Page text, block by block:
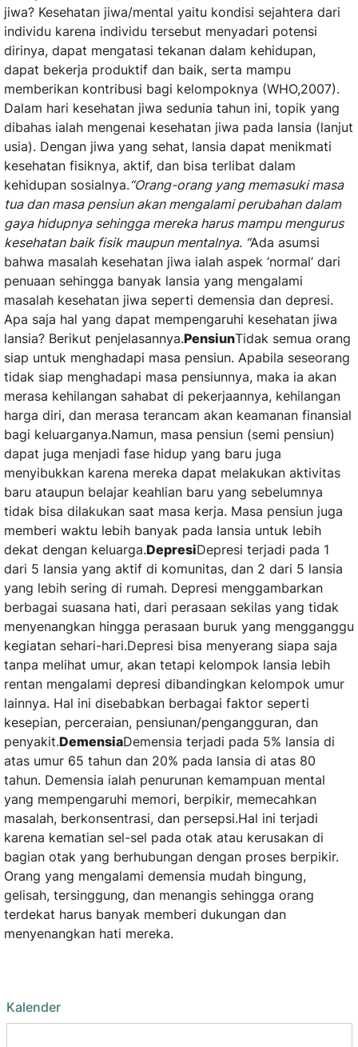
jiwa? Kesehatan jiwa/mental yaitu kondisi sejahtera dari
individu karena individu tersebut menyadari potensi
dirinya, dapat mengatasi tekanan dalam kehidupan,
dapat bekerja produktif dan baik, serta mampu
memberikan kontribusi bagi kelompoknya (WHO,2007).
Dalam hari kesehatan jiwa sedunia tahun ini, topik yang
dibahas ialah mengenai kesehatan jiwa pada lansia (lanjut
usia). Dengan jiwa yang sehat, lansia dapat menikmati
kesehatan fisiknya, aktif, dan bisa terlibat dalam
kehidupan sosialnya.“Orang-orang yang memasuki masa
tua dan masa pensiun akan mengalami perubahan dalam
gaya hidupnya sehingga mereka harus mampu mengurus
kesehatan baik fisik maupun mentalnya. “Ada asumsi
bahwa masalah kesehatan jiwa ialah aspek ‘normal’ dari
penuaan sehingga banyak lansia yang mengalami
masalah kesehatan jiwa seperti demensia dan depresi.
Apa saja hal yang dapat mempengaruhi kesehatan jiwa
lansia? Berikut penjelasannya.PensiunTidak semua orang
siap untuk menghadapi masa pensiun. Apabila seseorang
tidak siap menghadapi masa pensiunnya, maka ia akan
merasa kehilangan sahabat di pekerjaannya, kehilangan
harga diri, dan merasa terancam akan keamanan finansial
bagi keluarganya.Namun, masa pensiun (semi pensiun)
dapat juga menjadi fase hidup yang baru juga
menyibukkan karena mereka dapat melakukan aktivitas
baru ataupun belajar keahlian baru yang sebelumnya
tidak bisa dilakukan saat masa kerja. Masa pensiun juga
memberi waktu lebih banyak pada lansia untuk lebih
dekat dengan keluarga.DepresiDepresi terjadi pada 1
dari 5 lansia yang aktif di komunitas, dan 2 dari 5 lansia
yang lebih sering di rumah. Depresi menggambarkan
berbagai suasana hati, dari perasaan sekilas yang tidak
menyenangkan hingga perasaan buruk yang mengganggu
kegiatan sehari-hari.Depresi bisa menyerang siapa saja
tanpa melihat umur, akan tetapi kelompok lansia lebih
rentan mengalami depresi dibandingkan kelompok umur
lainnya. Hal ini disebabkan berbagai faktor seperti
kesepian, perceraian, pensiunan/pengangguran, dan
penyakit.DemensiaDemensia terjadi pada 5% lansia di
atas umur 65 tahun dan 20% pada lansia di atas 80
tahun. Demensia ialah penurunan kemampuan mental
yang mempengaruhi memori, berpikir, memecahkan
masalah, berkonsentrasi, dan persepsi.Hal ini terjadi
karena kematian sel-sel pada otak atau kerusakan di
bagian otak yang berhubungan dengan proses berpikir.
Orang yang mengalami demensia mudah bingung,
gelisah, tersinggung, dan menangis sehingga orang
terdekat harus banyak memberi dukungan dan
menyenangkan hati mereka.
Kalender